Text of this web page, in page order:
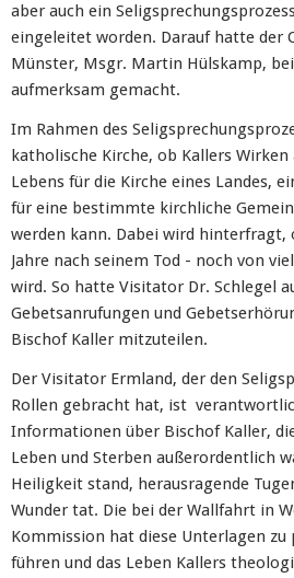
aber auch ein
eingeleitet worden. Darauf hatte der
Münster, Msgr. Martin Hülskamp,
aufmerksam gemacht.
Im Rahmen des
katholische Kirche, ob Kallers
Lebens für die Kirche eines Landes,
für eine bestimmte kirchliche
werden kann. Dabei wird hinterfragt,
Jahre nach seinem Tod - noch von
wird. So hatte Visitator Dr. Schlegel
Gebetsanrufungen und
Bischof Kaller mitzuteilen.
Der Visitator Ermland, der den
Rollen gebracht hat, ist
Informationen über Bischof Kaller,
Leben und Sterben außerordentlich
Heiligkeit stand, herausragende
Wunder tat. Die bei der Wallfahrt in
Kommission hat diese Unterlagen zu
führen und das Leben Kallers